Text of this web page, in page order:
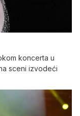
koncerta u
sceni izvodeći